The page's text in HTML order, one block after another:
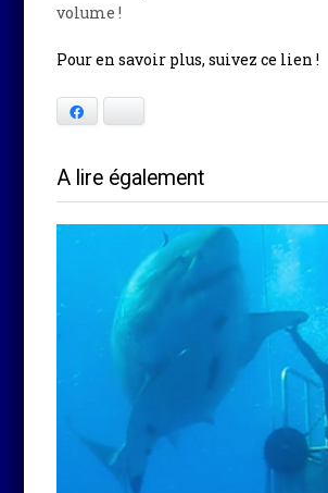
volume !
Pour en savoir plus, suivez ce lien !
A lire également